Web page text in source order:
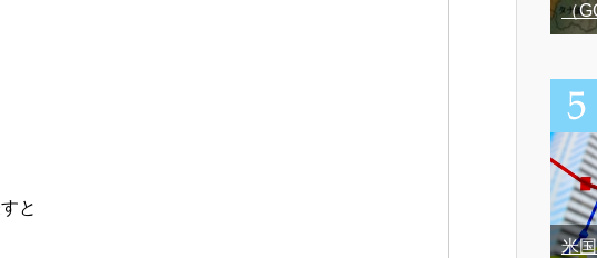
と
（
米